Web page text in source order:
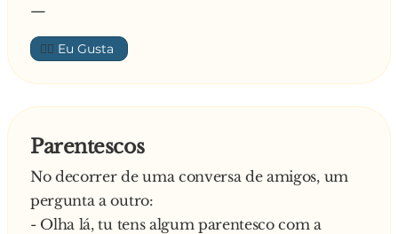
—
👍🏼
Parentescos
No decorrer de uma conversa de amigos, um
pergunta a outro:
- Olha lá, tu tens algum parentesco com a